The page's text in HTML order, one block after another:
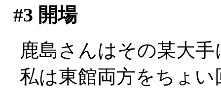
#3 開場
鹿島さんはその某大手
私は東館両方をちょ